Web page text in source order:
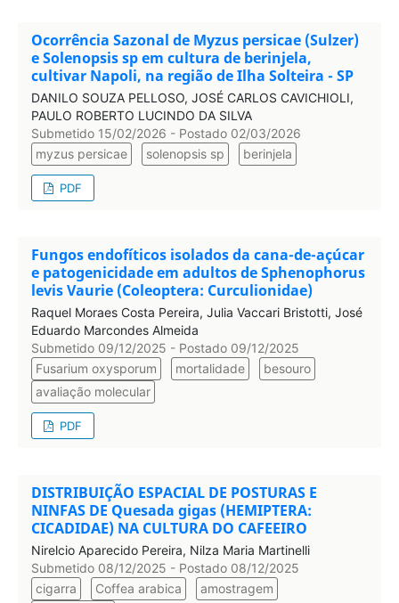
Ocorrência Sazonal de Myzus persicae (Sulzer)
e Solenopsis sp em cultura de berinjela,
cultivar Napoli, na região de Ilha Solteira - SP
DANILO SOUZA PELLOSO, JOSÉ CARLOS CAVICHIOLI,
PAULO ROBERTO LUCINDO DA SILVA
Submetido 15/02/2026 - Postado 02/03/2026
myzus persicae
solenopsis sp berinjela
PDF
Fungos endofíticos isolados da cana-de-açúcar
e patogenicidade em adultos de Sphenophorus
levis Vaurie (Coleoptera: Curculionidae)
Raquel Moraes Costa Pereira, Julia Vaccari Bristotti, José
Eduardo Marcondes Almeida
Submetido 09/12/2025 - Postado 09/12/2025
Fusarium oxysporum
mortalidade
besouro
avaliação molecular
PDF
DISTRIBUIÇÃO ESPACIAL DE POSTURAS E
NINFAS DE Quesada gigas (HEMIPTERA:
CICADIDAE) NA CULTURA DO CAFEEIRO
Nirelcio Aparecido Pereira, Nilza Maria Martinelli
Submetido 08/12/2025 - Postado 08/12/2025
cigarra
Coffea arabica
amostragem